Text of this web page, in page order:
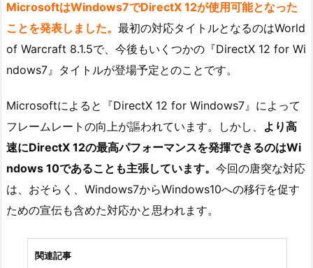
MicrosoftはWindows7でDirectX 12が使用可能となった
ことを発表しました。 最初の対応タイトルとなるのはWorld
of Warcraft 8.1.5で、今後もいくつかの『DirectX 12 for Wi
ndows7』タイトルが登場予定とのことです。
Microsoftによると『DirectX 12 for Windows7』によって
フレームレートの向上が謳われています。しかし、 より高
速にDirectX 12の最高パフォーマンスを発揮できるのはWi
ndows 10であることも主張しています。 今回の唐突な対応
は、おそらく、Windows7からWindows10への移行を促す
ための宣伝も含めた対応かと思われます。
関連記事